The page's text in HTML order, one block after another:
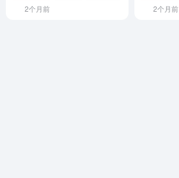
2个月前 2个月前